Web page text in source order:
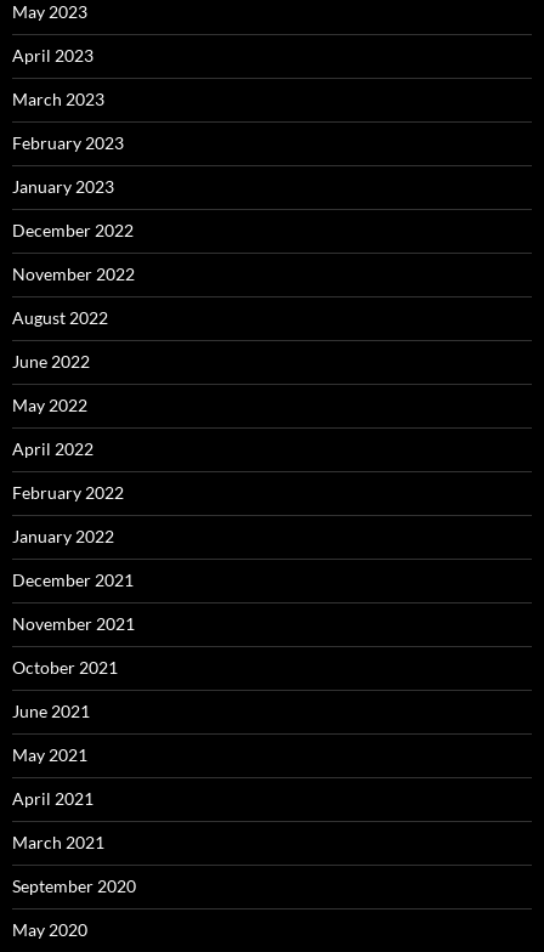
May 2023
April 2023
March 2023
February 2023
January 2023
December 2022
November 2022
August 2022
June 2022
May 2022
April 2022
February 2022
January 2022
December 2021
November 2021
October 2021
June 2021
May 2021
April 2021
March 2021
September 2020
May 2020